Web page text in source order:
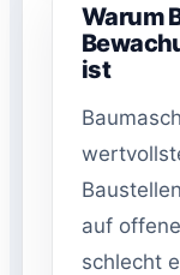
Warum
ist
auf
schlecht